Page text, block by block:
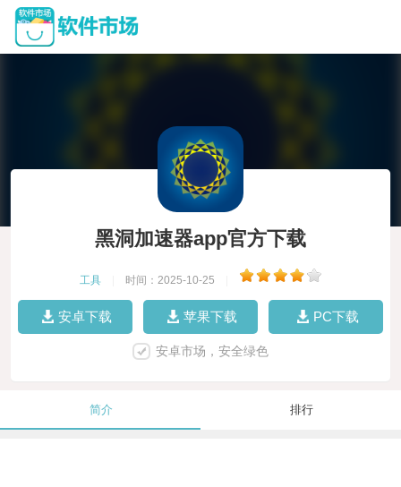
黑洞加速器app官方下载
工具 时间：2025-10-25
安卓下载 苹果下载 PC下载
安卓市场，安全绿色
简介 排行